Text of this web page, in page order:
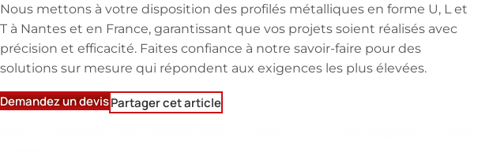
Nous mettons à votre disposition des profilés métalliques en forme U, L et
T à Nantes et en France, garantissant que vos projets soient réalisés avec
précision et efficacité. Faites confiance à notre savoir-faire pour des
solutions sur mesure qui répondent aux exigences les plus élevées.
Demandez un devisPartager cet article